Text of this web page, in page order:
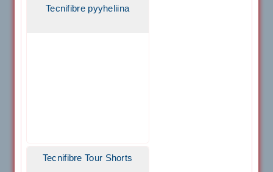
Tecnifibre pyyheliina
Tecnifibre Tour Shorts